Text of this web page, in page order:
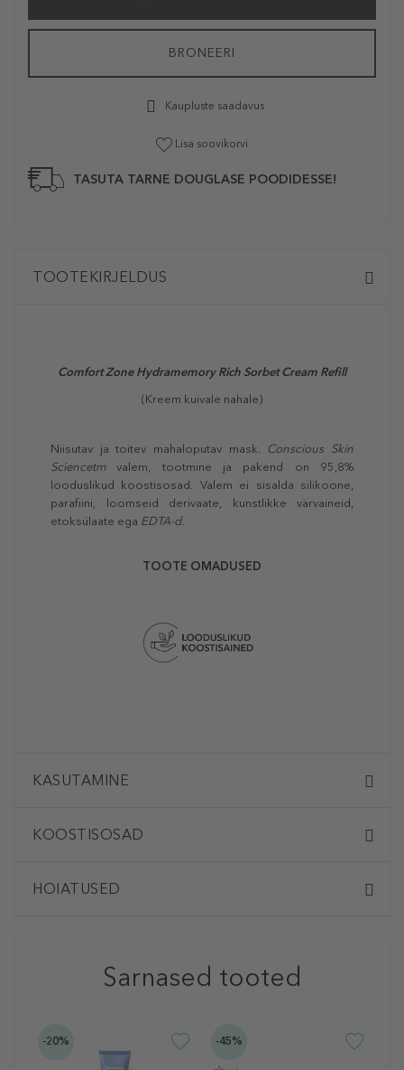
BRONEERI
Kaupluste saadavus
Lisa soovikorvi
TASUTA TARNE DOUGLASE POODIDESSE!
TOOTEKIRJELDUS
Comfort Zone Hydramemory Rich Sorbet Cream Refill
(Kreem kuivale nahale)
Niisutav ja toitev mahaloputav mask.
Conscious Skin
Sciencetmvalem, tootmine ja pakend on 95,8%
looduslikud koostisosad. Valem ei sisalda silikoone,
parafiini, loomseid derivaate, kunstlikke värvaineid,
etoksülaate ega EDTA-d.
TOOTE OMADUSED
KASUTAMINE
KOOSTISOSAD
HOIATUSED
Sarnased tooted
-20% -45%